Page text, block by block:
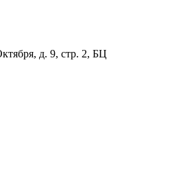
д. 9, стр. 2, БЦ